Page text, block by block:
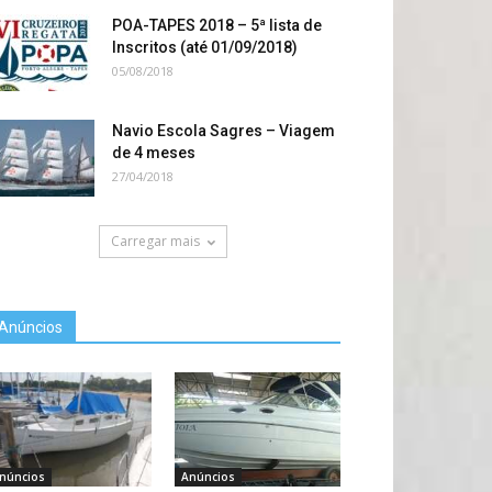
POA-TAPES 2018 – 5ª lista de
Inscritos (até 01/09/2018)
05/08/2018
Navio Escola Sagres – Viagem
de 4 meses
27/04/2018
Carregar mais
Anúncios